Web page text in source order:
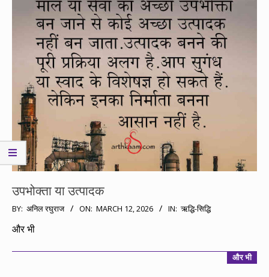
उपभोक्ता या उत्पादक
2026-
03-
BY: अनिल रघुराज ON: MARCH 12, 2026 IN: ऋद्धि-सिद्धि
और भी
और भी